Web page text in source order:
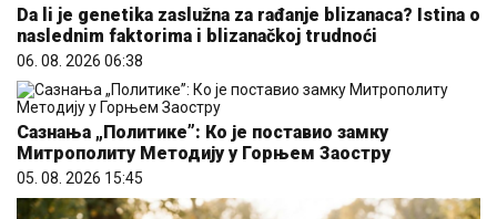
Da li je genetika zaslužna za rađanje blizanaca? Istina o
naslednim faktorima i blizanačkoj trudnoći
06. 08. 2026 06:38
Сазнања „Политике”: Ко је поставио замку
Митрополиту Методију у Горњем Заостру
05. 08. 2026 15:45